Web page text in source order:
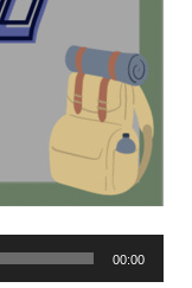
אודיו
00:00